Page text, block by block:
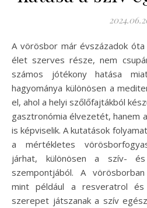
A vörösbor már évszázadok óta a kultúra és a társadalmi
élet szerves része, nem
számos jótékony hatása
hagyománya különösen a
el, ahol a helyi szőlőfajtákból
gasztronómia élvezetét, hanem
is képviselik. A kutatások
a mértékletes
járhat, különösen a szív-
szempontjából. A
mint például a resveratrol
szerepet játszanak a szív